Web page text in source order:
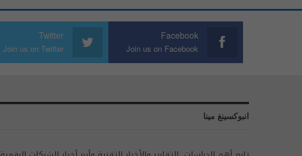
Facebook
Join us on Facebook
Twitter
Join us on Twitter
انبوكسينغ مينا